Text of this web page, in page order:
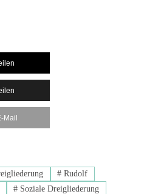
Mail
# Rudolf
# Soziale Dreigliederung